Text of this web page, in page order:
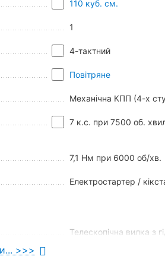
функціональності дешевого мопеда
криється в посиленій рамі
навіть на легкому
при експлуатації мопеда в
110 куб. см.
1
4-тактний
Повітряне
Механічна КПП (4-х
7 к.с. при 7500 об.
7,1 Нм при 6000 об/хв.
Електростартер /
Телескопічна вилка з
>>>